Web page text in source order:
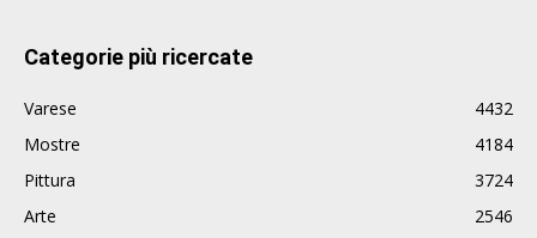
Categorie più ricercate
Varese
4432
Mostre
4184
Pittura
3724
Arte
2546